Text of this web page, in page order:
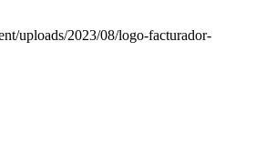
uploads/2023/08/logo-facturador-